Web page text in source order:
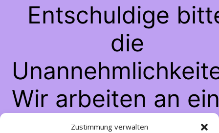
Zustimmung verwalten
Entschuldige
die
Wir arbeiten an
großartigen